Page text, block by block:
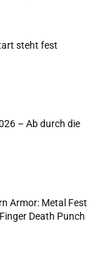
steht fest
– Ab durch die
Armor: Metal Fest
Death Punch